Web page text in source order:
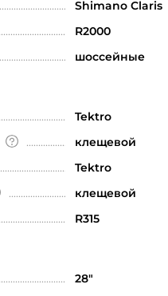
Shimano Claris
R2000
шоссейные
Tektro
клещевой
Tektro
клещевой
R315
28"